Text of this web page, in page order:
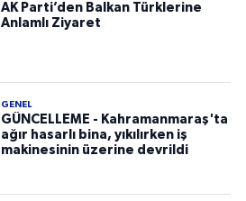
AK Parti’den Balkan Türklerine
Anlamlı Ziyaret
GENEL
GÜNCELLEME - Kahramanmaraş'ta
ağır hasarlı bina, yıkılırken iş
makinesinin üzerine devrildi